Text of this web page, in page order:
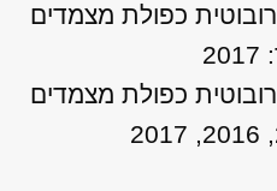
אסטון מרטין ונטאג’ 4.7 רובוטית כפולת מצמדים
אסטון מרטין ונטאג’ 6.0 רובוטית כפולת מצמדים